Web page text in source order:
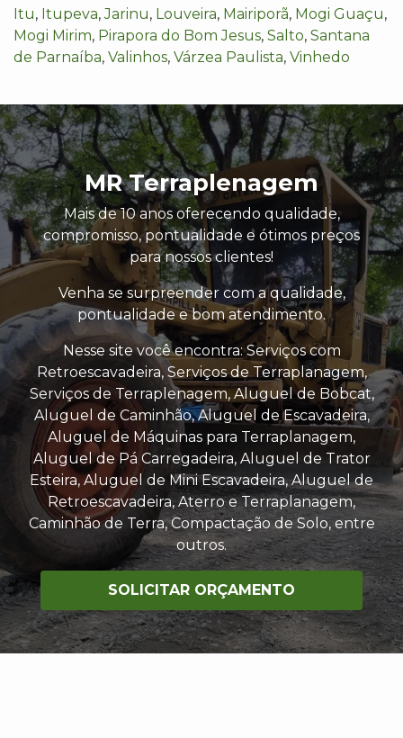
Itu, Itupeva,Jarinu, Louveira, Mairiporã, Mogi Guaçu,
Mogi Mirim, Pirapora do Bom Jesus, Salto, Santana
de Parnaíba, Valinhos, Várzea Paulista, Vinhedo
MR Terraplenagem
Mais de 10 anos oferecendo qualidade,
compromisso, pontualidade e ótimos preços
para nossos clientes!
Venha se surpreender com a qualidade,
pontualidade e bom atendimento.
Nesse site você encontra: Serviços com
Retroescavadeira, Serviços de Terraplanagem,
Serviços de Terraplenagem, Aluguel de Bobcat,
Aluguel de Caminhão, Aluguel de Escavadeira,
Aluguel de Máquinas para Terraplanagem,
Aluguel de Pá Carregadeira, Aluguel de Trator
Esteira, Aluguel de Mini Escavadeira, Aluguel de
Retroescavadeira, Aterro e Terraplanagem,
Caminhão de Terra, Compactação de Solo, entre
outros.
SOLICITAR ORÇAMENTO